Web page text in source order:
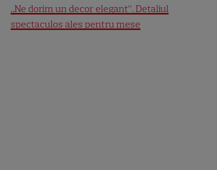
„Ne dorim un decor elegant”. Detaliul
spectaculos ales pentru mese